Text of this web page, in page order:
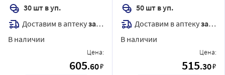
30 шт в уп.
Доставим в аптекузавтра
В наличии
Цена:
605.60₽
50 шт в уп.
Доставим в аптекузавтра
В наличии
Цена:
515.30₽